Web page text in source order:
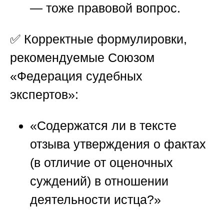
— тоже правовой вопрос.
✅ Корректные формулировки,
рекомендуемые Союзом
«Федерация судебных
экспертов»:
«Содержатся ли в тексте
отзыва утверждения о фактах
(в отличие от оценочных
суждений) в отношении
деятельности истца?»